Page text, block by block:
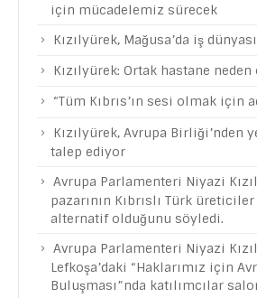
için mücadelemiz sürecek
Kızılyürek, Mağusa’da iş
Kızılyürek: Ortak hastane neden
“Tüm Kıbrıs’ın sesi olmak için
Kızılyürek, Avrupa Birliği’nden
talep ediyor
Avrupa Parlamenteri Niyazi
pazarının Kıbrıslı Türk
alternatif olduğunu söyledi.
Avrupa Parlamenteri Niyazi
Lefkoşa’daki “Haklarımız için
Buluşması”nda katılımcılar